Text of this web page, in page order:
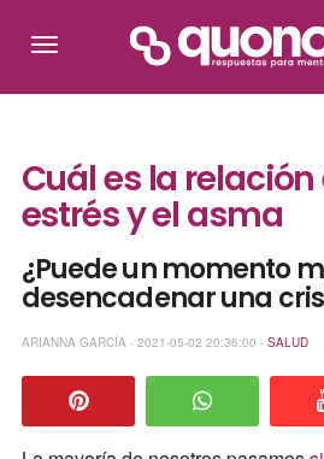
Cuál es la relación
estrés y el asma
¿Puede un momento
desencadenar una
ARIANNA GARCÍA - 2021-05-02 20:36:00 - SALUD